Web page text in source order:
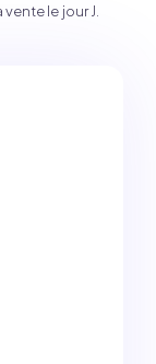
le jour J.